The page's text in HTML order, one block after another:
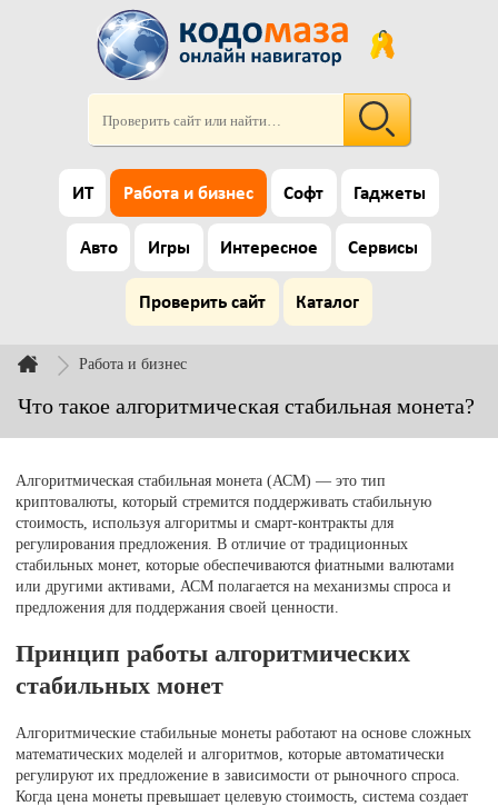
ИТ Работа и бизнес Софт Гаджеты
Авто Игры Интересное Сервисы
Проверить сайт Каталог
Работа и бизнес
Что такое алгоритмическая стабильная монета?
Алгоритмическая стабильная монета (АСМ) — это тип
криптовалюты, который стремится поддерживать стабильную
стоимость, используя алгоритмы и смарт-контракты для
регулирования предложения. В отличие от традиционных
стабильных монет, которые обеспечиваются фиатными валютами
или другими активами, АСМ полагается на механизмы спроса и
предложения для поддержания своей ценности.
Принцип работы алгоритмических
стабильных монет
Алгоритмические стабильные монеты работают на основе сложных
математических моделей и алгоритмов, которые автоматически
регулируют их предложение в зависимости от рыночного спроса.
Когда цена монеты превышает целевую стоимость, система создает